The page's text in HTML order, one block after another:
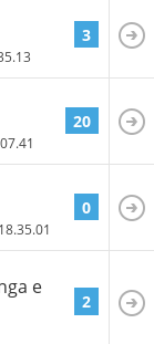
3
20
18.35.01
0
e
2